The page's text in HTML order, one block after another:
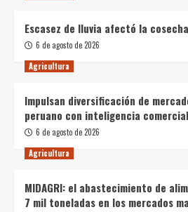
Escasez de lluvia afectó la
6 de agosto de 2026
Agricultura
Impulsan diversificación de
peruano con inteligencia comercial
6 de agosto de 2026
Agricultura
MIDAGRI: el abastecimiento de
7 mil toneladas en los mercados